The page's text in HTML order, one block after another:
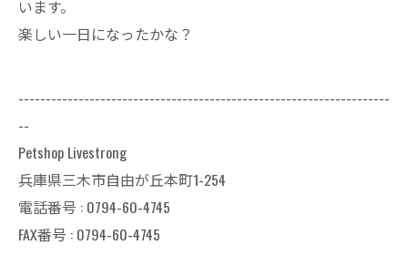
います。
楽しい一日になったかな？
--------------------------------------------------------------------
--
Petshop Livestrong
兵庫県三木市自由が丘本町1-254
電話番号 : 0794-60-4745
FAX番号 : 0794-60-4745